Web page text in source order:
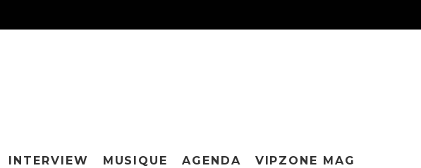
INTERVIEW MUSIQUE AGENDA VIPZONE MAG